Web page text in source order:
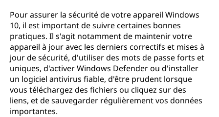
Pour assurer la sécurité de votre appareil Windows
10, il est important de suivre certaines bonnes
pratiques. Il s'agit notamment de maintenir votre
appareil à jour avec les derniers correctifs et mises à
jour de sécurité, d'utiliser des mots de passe forts et
uniques, d'activer Windows Defender ou d'installer
un logiciel antivirus fiable, d'être prudent lorsque
vous téléchargez des fichiers ou cliquez sur des
liens, et de sauvegarder régulièrement vos données
importantes.